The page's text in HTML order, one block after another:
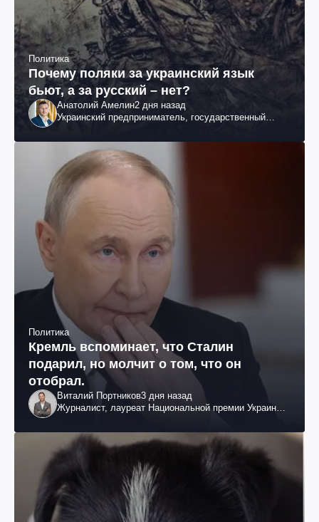
Политика
Почему поляки за украинский язык
бьют, а за русский – нет?
Анатолий Амелин2 дня назад
Украинский предприниматель, государственный
Политика
Кремль вспоминает, что Сталин
подарил, но молчит о том, что он
отобрал.
Виталий Портников3 дня назад
Журналист, лауреат Национальной премии Украины